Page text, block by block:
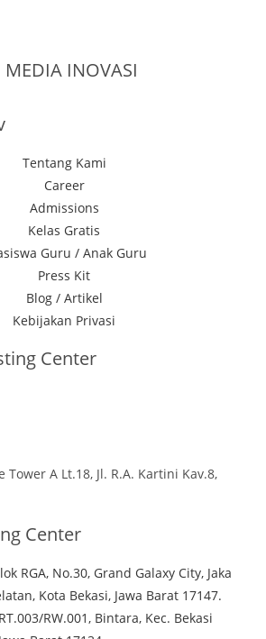
MEDIA INOVASI
Tentang Kami
Career
Admissions
Kelas Gratis
Guru / Anak Guru
Press Kit
Blog / Artikel
Kebijakan Privasi
Center
A Lt.18, Jl. R.A. Kartini Kav.8,
Center
RGA, No.30, Grand Galaxy City, Jaka
Kota Bekasi, Jawa Barat 17147.
RW.001, Bintara, Kec. Bekasi